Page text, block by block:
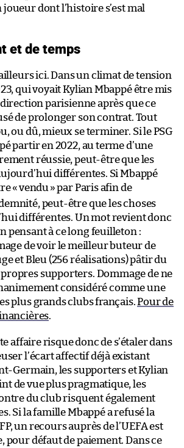
dont l’histoire s’est mal
et de temps
ici. Dans un climat de tension
qui voyait Kylian Mbappé être mis
parisienne après que ce
de prolonger son contrat. Tout
ou dû, mieux se terminer. Si le PSG
partir en 2022, au terme d’une
réussie, peut-être que les
différentes. Si Mbappé
«vendu » par Paris afin de
peut-être que les choses
différentes. Un mot revient donc
pensant à ce long feuilleton :
de voir le meilleur buteur de
et Bleu (256 réalisations) pâtir du
supporters. Dommage de ne
considéré comme une
plus grands clubs français.Pour de
.
affaire risque donc de s’étaler dans
l’écart affectif déjà existant
Germain, les supporters et Kylian
de vue plus pragmatique, les
du club risquent également
Si la famille Mbappé a refusé la
un recours auprès de l’UEFA est
pour défaut de paiement. Dans ce